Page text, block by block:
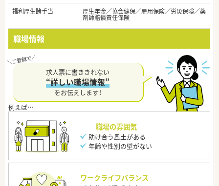
福利厚生諸手当
厚生年金／協会健保／雇用保険／労災保険／薬
剤師賠償責任保険
職場情報
求人票に書ききれない
“詳しい職場情報”
をお伝えします！
職場の雰囲気
助け合う風土がある
年齢や性別の壁がない
ワークライフバランス